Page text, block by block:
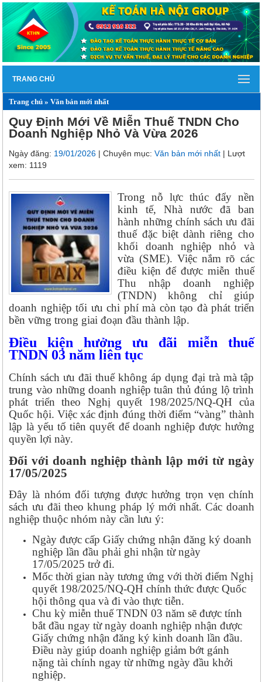
TRANG CHỦ
Trang chủ »Văn bản mới nhất
Quy Định Mới Về Miễn Thuế TNDN Cho
Doanh Nghiệp Nhỏ Và Vừa 2026
Ngày đăng: 19/01/2026 | Chuyên mục:Văn bản mới nhất | Lượt
xem: 1119
Trong nỗ lực thúc đẩy nền
kinh tế, Nhà nước đã ban
hành những chính sách ưu đãi
thuế đặc biệt dành riêng cho
khối doanh nghiệp nhỏ và
vừa (SME). Việc nắm rõ các
điều kiện để được miễn thuế
Thu nhập doanh nghiệp
(TNDN) không chỉ giúp
doanh nghiệp tối ưu chi phí mà còn tạo đà phát triển
bền vững trong giai đoạn đầu thành lập.
Điều kiện hưởng ưu đãi miễn thuế
TNDN 03 năm liên tục
Chính sách ưu đãi thuế không áp dụng đại trà mà tập
trung vào những doanh nghiệp tuân thủ đúng lộ trình
phát triển theo Nghị quyết 198/2025/NQ-QH của
Quốc hội. Việc xác định đúng thời điểm “vàng” thành
lập là yếu tố tiên quyết để doanh nghiệp được hưởng
quyền lợi này.
Đối với doanh nghiệp thành lập mới từ ngày
17/05/2025
Đây là nhóm đối tượng được hưởng trọn vẹn chính
sách ưu đãi theo khung pháp lý mới nhất. Các doanh
nghiệp thuộc nhóm này cần lưu ý:
Ngày được cấp Giấy chứng nhận đăng ký doanh
nghiệp lần đầu phải ghi nhận từ ngày
17/05/2025 trở đi.
Mốc thời gian này tương ứng với thời điểm Nghị
quyết 198/2025/NQ-QH chính thức được Quốc
hội thông qua và đi vào thực tiễn.
Chu kỳ miễn thuế TNDN 03 năm sẽ được tính
bắt đầu ngay từ ngày doanh nghiệp nhận được
Giấy chứng nhận đăng ký kinh doanh lần đầu.
Điều này giúp doanh nghiệp giảm bớt gánh
nặng tài chính ngay từ những ngày đầu khởi
nghiệp.